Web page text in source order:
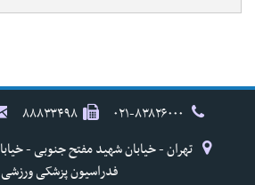
۸۸۸۳۳۴۹۸
فدراسیون پزشکی ورزشی